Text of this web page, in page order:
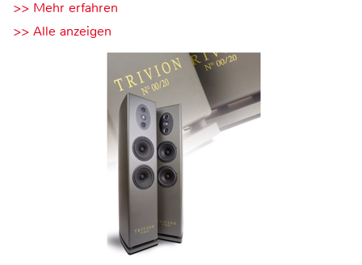
>> Mehr erfahren
>> Alle anzeigen